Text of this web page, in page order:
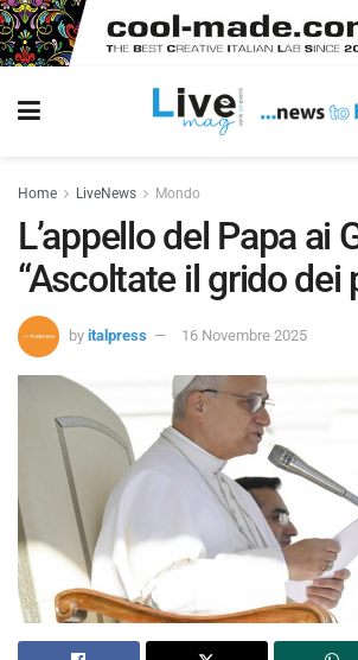
Home LiveNews Mondo
L’appello del Papa ai
“Ascoltate il grido dei
by italpress 16 Novembre 2025